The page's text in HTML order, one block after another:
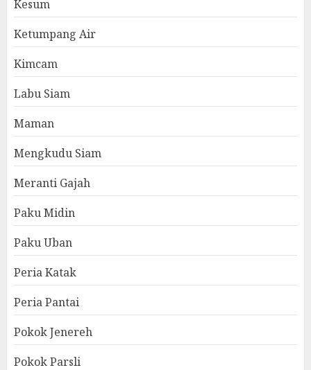
Kesum
Ketumpang Air
Kimcam
Labu Siam
Maman
Mengkudu Siam
Meranti Gajah
Paku Midin
Paku Uban
Peria Katak
Peria Pantai
Pokok Jenereh
Pokok Parsli